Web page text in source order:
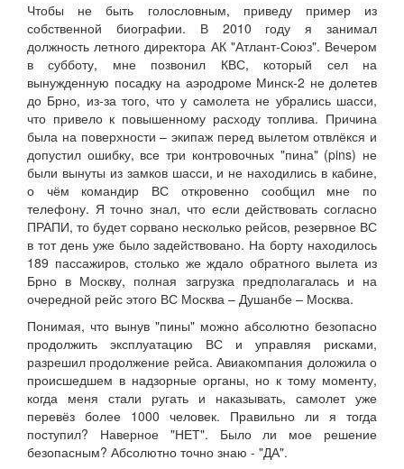
Чтобы не быть голословным, приведу пример из
собственной биографии. В 2010 году я занимал
должность летного директора АК "Атлант-Союз". Вечером
в субботу, мне позвонил КВС, который сел на
вынужденную посадку на аэродроме Минск-2 не долетев
до Брно, из-за того, что у самолета не убрались шасси,
что привело к повышенному расходу топлива. Причина
была на поверхности – экипаж перед вылетом отвлёкся и
допустил ошибку, все три контровочных "пина" (pins) не
были вынуты из замков шасси, и не находились в кабине,
о чём командир ВС откровенно сообщил мне по
телефону. Я точно знал, что если действовать согласно
ПРАПИ, то будет сорвано несколько рейсов, резервное ВС
в тот день уже было задействовано. На борту находилось
189 пассажиров, столько же ждало обратного вылета из
Брно в Москву, полная загрузка предполагалась и на
очередной рейс этого ВС Москва – Душанбе – Москва.
Понимая, что вынув "пины" можно абсолютно безопасно
продолжить эксплуатацию ВС и управляя рисками,
разрешил продолжение рейса. Авиакомпания доложила о
происшедшем в надзорные органы, но к тому моменту,
когда меня стали ругать и наказывать, самолет уже
перевёз более 1000 человек. Правильно ли я тогда
поступил? Наверное "НЕТ". Было ли мое решение
безопасным? Абсолютно точно знаю - "ДА".